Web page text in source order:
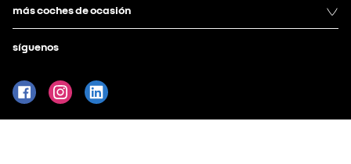
más coches de ocasión
síguenos